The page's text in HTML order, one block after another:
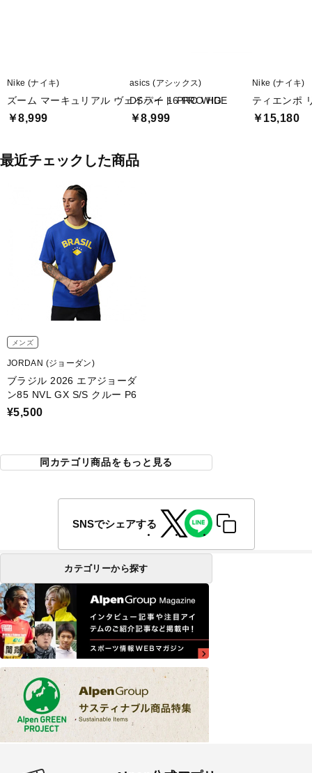
Nike (ナイキ)
ズーム マーキュリアル ヴェイパー 16 PRO HG
￥8,999
asics (アシックス)
DSライト PRO WIDE
￥8,999
Nike (ナイキ)
ティエンポ
￥15,180
最近チェックした商品
メンズ
JORDAN (ジョーダン)
ブラジル 2026 エアジョーダ
ン85 NVL GX S/S クルー P6
¥5,500
同カテゴリ商品をもっと見る
SNSでシェアする
カテゴリーから探す